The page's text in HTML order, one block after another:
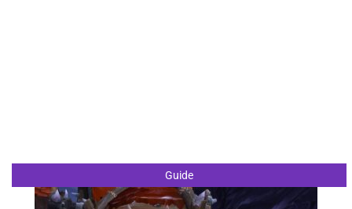
Guide